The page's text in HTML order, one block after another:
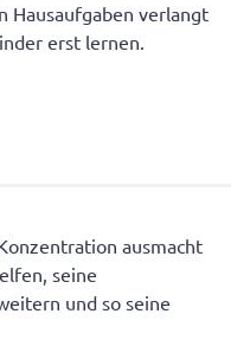
Hausaufgaben verlangt
erst lernen.
ausmacht
seine
und so seine